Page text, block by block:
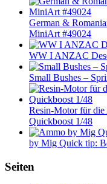
German &
MiniArt #49024
WW I ANZAC
Small Bushes –
Resin-Motor für
Quickboost 1/48
by Mig Quick tip:
Seiten